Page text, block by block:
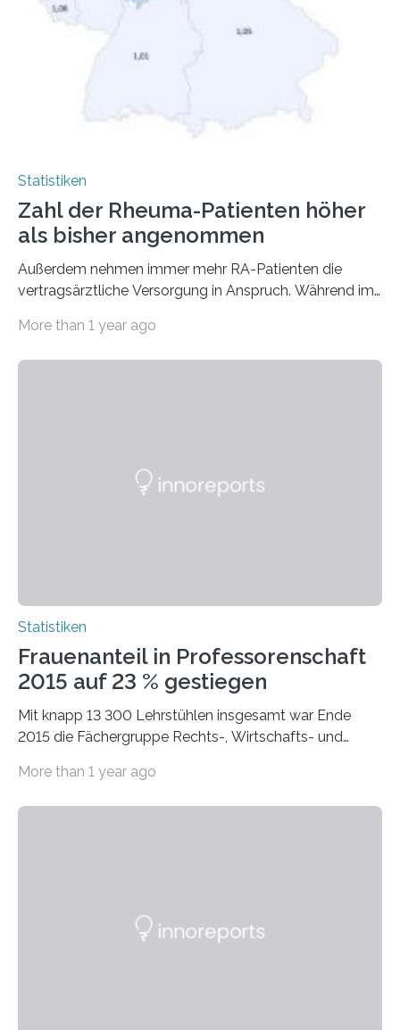
Statistiken
Zahl der Rheuma-Patienten höher
als bisher angenommen
Außerdem nehmen immer mehr RA-Patienten die
vertragsärztliche Versorgung in Anspruch. Während im
More than 1 year ago
Statistiken
Frauenanteil in Professorenschaft
2015 auf 23 % gestiegen
Mit knapp 13 300 Lehrstühlen insgesamt war Ende
2015 die Fächergruppe Rechts-, Wirtschafts- und
bei…
More than 1 year ago